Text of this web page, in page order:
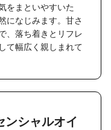
をまといやすいた
になじみます。甘さ
、落ち着きとリフレ
て幅広く親しまれて
ンシャルオイ